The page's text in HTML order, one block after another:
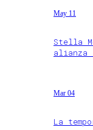
May 11
Stella
alianza
Mar 04
La